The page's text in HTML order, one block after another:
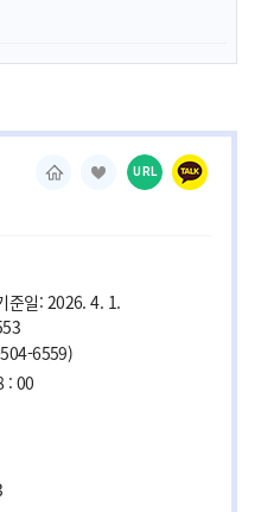
URL
준일: 2026. 4. 1.
6559)
: 00